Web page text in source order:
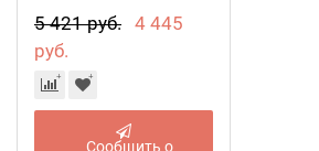
5 421 руб. 4 445
руб.
Сообщить о